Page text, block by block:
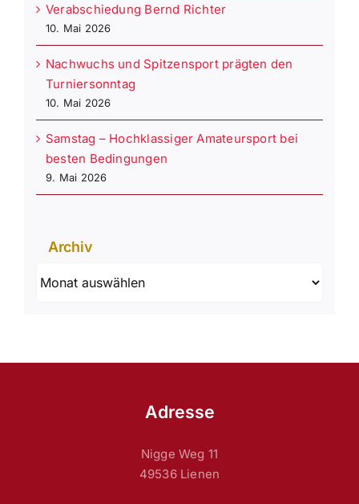
Verabschiedung Bernd Richter
10. Mai 2026
Nachwuchs und Spitzensport prägten den
Turniersonntag
10. Mai 2026
Samstag – Hochklassiger Amateursport bei
besten Bedingungen
9. Mai 2026
Archiv
Adresse
Nigge Weg 11
49536 Lienen